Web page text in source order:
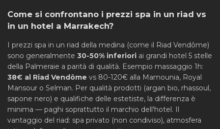
Come si confrontano i prezzi spa in un riad vs
in un hotel a Marrakech?
I prezzi spa in un riad della medina (come il Riad Vendôme)
sono generalmente 30-50% inferiori ai grandi hotel 5 stelle
della Palmeraie a parità di qualità. Esempio massaggio 1h:
38€ al Riad Vendôme vs 80-120€ alla Mamounia, Royal
Mansour o Selman. Per qualità prodotti (argan bio, rhassoul,
sapone nero) e qualifiche delle estetiste, la differenza è
minima — paghi soprattutto il marchio dell'hotel. Il
vantaggio del riad: spa privato (non condiviso), atmosfera